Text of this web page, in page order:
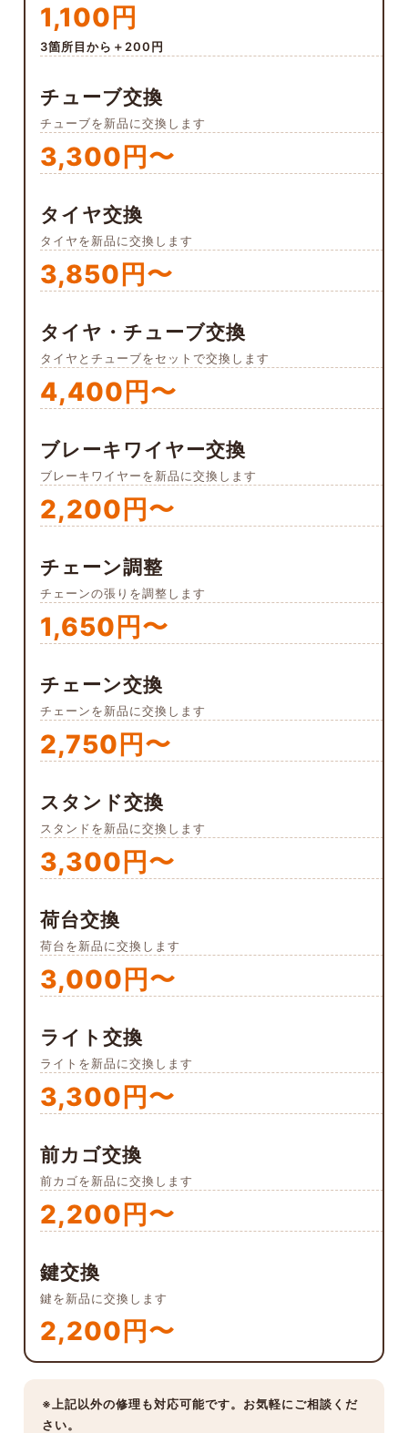
1,100円
3箇所目から＋200円
チューブ交換
チューブを新品に交換します
3,300円〜
タイヤ交換
タイヤを新品に交換します
3,850円〜
タイヤ・チューブ交換
タイヤとチューブをセットで交換します
4,400円〜
ブレーキワイヤー交換
ブレーキワイヤーを新品に交換します
2,200円〜
チェーン調整
チェーンの張りを調整します
1,650円〜
チェーン交換
チェーンを新品に交換します
2,750円〜
スタンド交換
スタンドを新品に交換します
3,300円〜
荷台交換
荷台を新品に交換します
3,000円〜
ライト交換
ライトを新品に交換します
3,300円〜
前カゴ交換
前カゴを新品に交換します
2,200円〜
鍵交換
鍵を新品に交換します
2,200円〜
※上記以外の修理も対応可能です。お気軽にご相談くだ
さい。